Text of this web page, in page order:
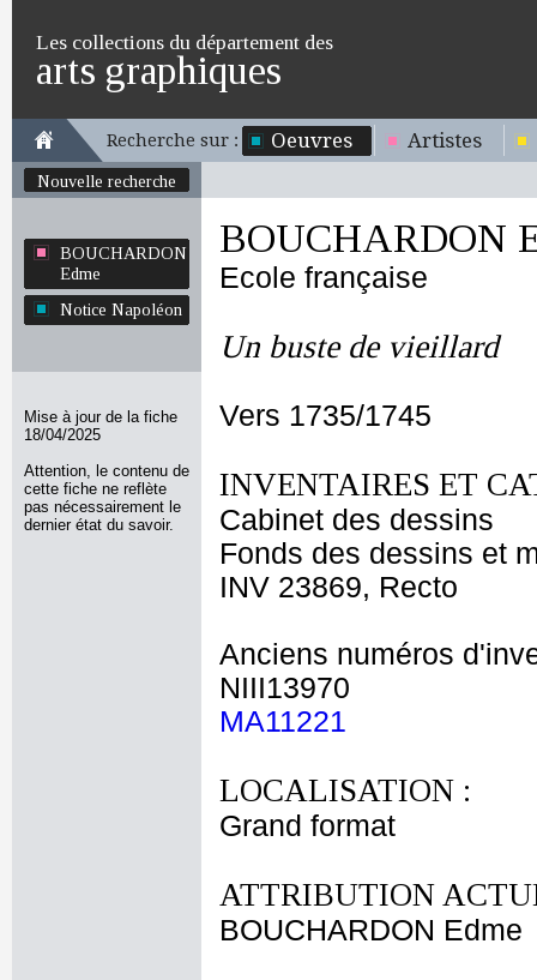
Les collections du département des
arts graphiques
Recherche sur : Oeuvres Artistes
Nouvelle recherche
BOUCHARDON
Edme
Notice Napoléon
Mise à jour de la fiche
18/04/2025
Attention, le contenu de
cette fiche ne reflète
pas nécessairement le
dernier état du savoir.
BOUCHARDON
Ecole française
Un buste de vieillard
Vers 1735/1745
INVENTAIRES ET
Cabinet des dessins
Fonds des dessins et
INV 23869, Recto
Anciens numéros
NIII13970
MA11221
LOCALISATION :
Grand format
ATTRIBUTION
BOUCHARDON Edme